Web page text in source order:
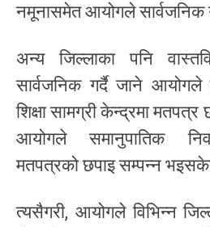
नमूनासमेत आयोगले सार्वजनिक
अन्य जिल्लाका पनि
सार्वजनिक गर्दै जाने
शिक्षा सामग्री केन्द्रमा
आयोगले समानुपातिक
मतपत्रको छपाइ सम्पन्न
त्यसैगरी, आयोगले विभिन्न